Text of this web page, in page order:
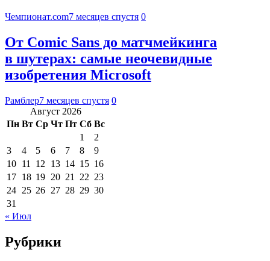
Чемпионат.com7 месяцев спустя 0
От Comic Sans до матчмейкинга
в шутерах: самые неочевидные
изобретения Microsoft
Рамблер7 месяцев спустя 0
Август 2026
Пн Вт Ср Чт Пт Сб Вс
1
2
3
4 5 6 7 8
9
10 11 12 13 14 15 16
17 18 19 20 21 22 23
24 25 26 27 28 29 30
31
« Июл
Рубрики